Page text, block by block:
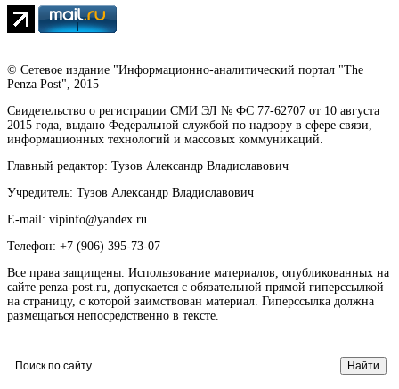
© Сетевое издание "Информационно-аналитический портал "The
Penza Post", 2015
Свидетельство о регистрации СМИ ЭЛ № ФС 77-62707 от 10 августа
2015 года, выдано Федеральной службой по надзору в сфере связи,
информационных технологий и массовых коммуникаций.
Главный редактор: Тузов Александр Владиславович
Учредитель: Тузов Александр Владиславович
E-mail: vipinfo@yandex.ru
Телефон: +7 (906) 395-73-07
Все права защищены. Использование материалов, опубликованных на
сайте penza-post.ru, допускается с обязательной прямой гиперссылкой
на страницу, с которой заимствован материал. Гиперссылка должна
размещаться непосредственно в тексте.